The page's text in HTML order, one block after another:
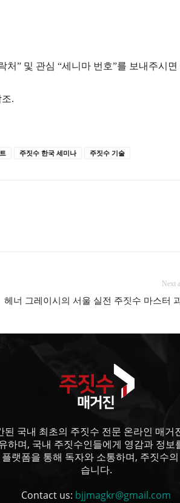
처” 및 관심 “세니마 번호”를 보내주시면
조.
주짓수 한국 세미나 주짓수 기술
Next
헤너 그레이시의 서울 실전 주짓수 마스터
국내 최초의 주짓수 전문 온라인 매
하며, 국내 주짓수인들에게 영감과 정
랫폼을 통해 독자와 소통하며, 주짓수
습니다.
Contact us: bjjmagkr@gmail.com